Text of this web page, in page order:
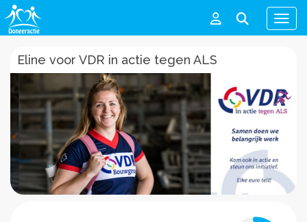
Menu
Eline voor VDR in actie tegen ALS